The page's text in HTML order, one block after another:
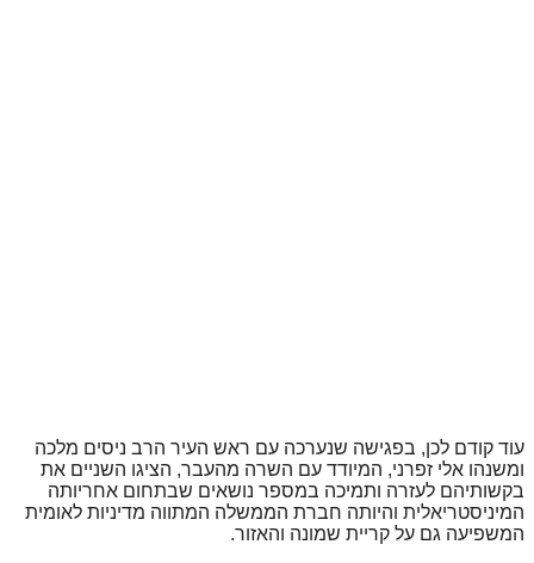
עוד קודם לכן, בפגישה שנערכה עם ראש העיר הרב ניסים מלכה
ומשנהו אלי זפרני, המיודד עם השרה מהעבר, הציגו השניים את
בקשותיהם לעזרה ותמיכה במספר נושאים שבתחום אחריותה
המיניסטריאלית והיותה חברת הממשלה המתווה מדיניות לאומית
המשפיעה גם על קריית שמונה והאזור.